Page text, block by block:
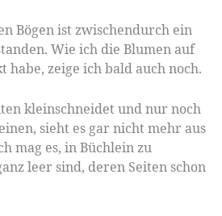
Bögen ist zwischendurch ein
Wie ich die Blumen auf
habe, zeige ich bald auch noch.
kleinschneidet und nur noch
sieht es gar nicht mehr aus
mag es, in Büchlein zu
leer sind, deren Seiten schon